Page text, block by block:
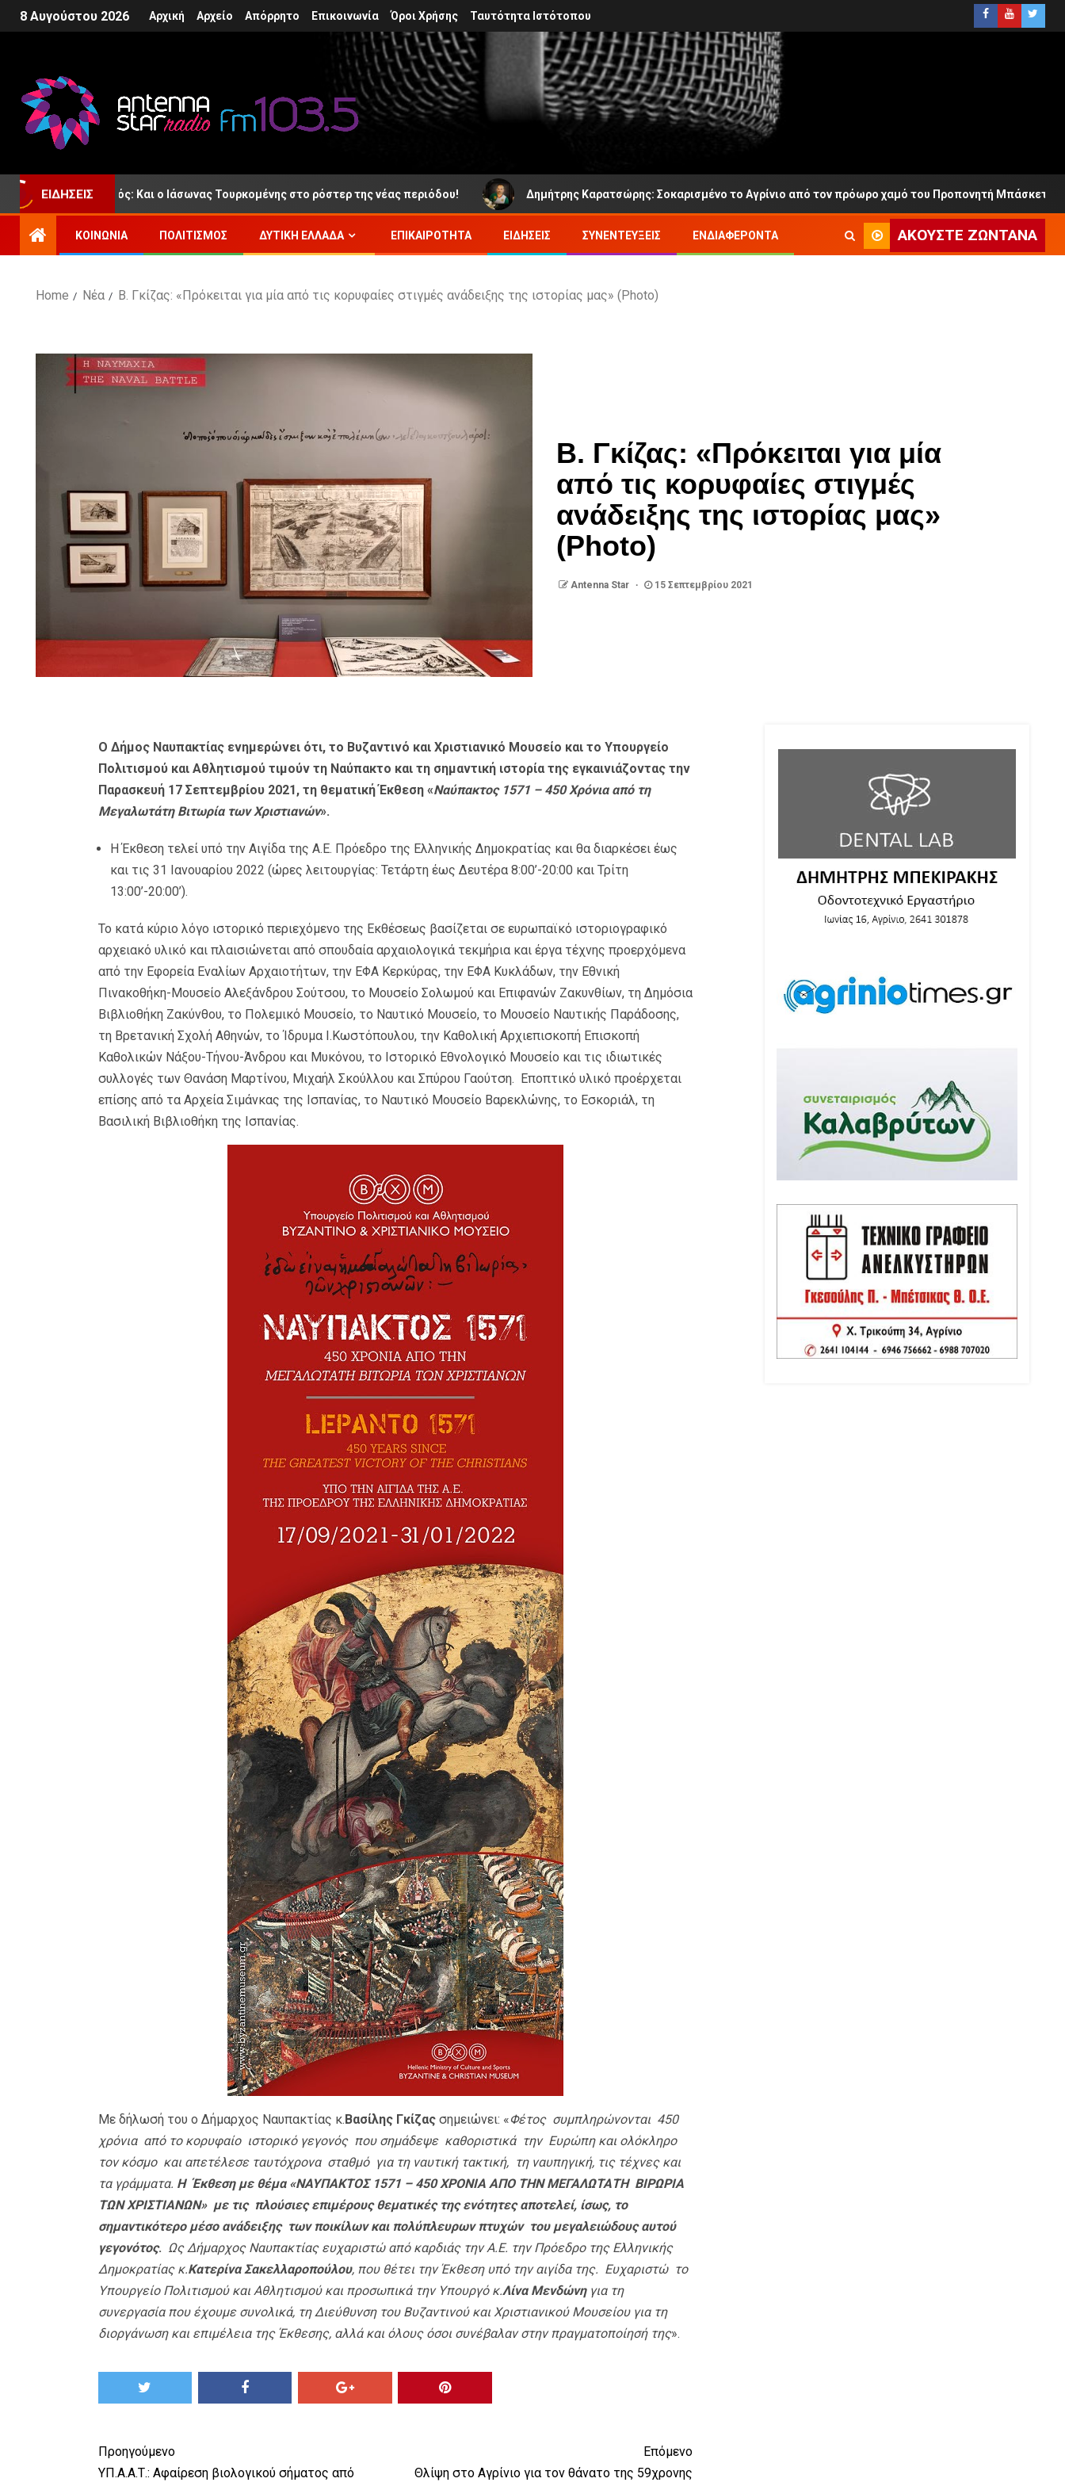
8 Αυγούστου 2026 Αρχική Αρχείο Απόρρητο Επικοινωνία Όροι Χρήσης Ταυτότητα Ιστότοπου
ΕΙΔΉΣΕΙΣΚαι ο Ιάσωνας Τουρκομένης στο ρόστερ της νέας περιόδου! Δημήτρης Καρατσώρης: Σοκαρισμένο το Αγρίνιο από τον πρόωρο χαμό του Προπονητή Μπάσκετ
ΚΟΙΝΩΝΊΑ ΠΟΛΙΤΙΣΜΌΣ ΔΥΤΙΚΉ ΕΛΛΆΔΑ ΕΠΙΚΑΙΡΌΤΗΤΑ ΕΙΔΉΣΕΙΣ ΣΥΝΕΝΤΕΎΞΕΙΣ ΕΝΔΙΑΦΈΡΟΝΤΑ ΑΚΟΎΣΤΕ ΖΩΝΤΑΝΆ
Home Νέα Β. Γκίζας: «Πρόκειται για μία από τις κορυφαίες στιγμές ανάδειξης της ιστορίας μας» (Photo)
Β. Γκίζας: «Πρόκειται για μία
από τις κορυφαίες στιγμές
ανάδειξης της ιστορίας μας»
(Photo)
Antenna Star 15 Σεπτεμβρίου 2021
Ο Δήμος Ναυπακτίας ενημερώνει ότι, το Βυζαντινό και Χριστιανικό Μουσείο και το Υπουργείο
Πολιτισμού και Αθλητισμού τιμούν τη Ναύπακτο και τη σημαντική ιστορία της εγκαινιάζοντας την
Παρασκευή 17 Σεπτεμβρίου 2021, τη θεματική Έκθεση «Ναύπακτος 1571 – 450 Χρόνια από τη
Μεγαλωτάτη Βιτωρία των Χριστιανών».
Η Έκθεση τελεί υπό την Αιγίδα της Α.Ε. Πρόεδρο της Ελληνικής Δημοκρατίας και θα διαρκέσει έως
και τις 31 Ιανουαρίου 2022 (ώρες λειτουργίας: Τετάρτη έως Δευτέρα 8:00’-20:00 και Τρίτη
13:00’-20:00’).
Το κατά κύριο λόγο ιστορικό περιεχόμενο της Εκθέσεως βασίζεται σε ευρωπαϊκό ιστοριογραφικό
αρχειακό υλικό και πλαισιώνεται από σπουδαία αρχαιολογικά τεκμήρια και έργα τέχνης προερχόμενα
από την Εφορεία Εναλίων Αρχαιοτήτων, την ΕΦΑ Κερκύρας, την ΕΦΑ Κυκλάδων, την Εθνική
Πινακοθήκη-Μουσείο Αλεξάνδρου Σούτσου, το Μουσείο Σολωμού και Επιφανών Ζακυνθίων, τη Δημόσια
Βιβλιοθήκη Ζακύνθου, το Πολεμικό Μουσείο, το Ναυτικό Μουσείο, το Μουσείο Ναυτικής Παράδοσης,
τη Βρετανική Σχολή Αθηνών, το Ίδρυμα Ι.Κωστόπουλου, την Καθολική Αρχιεπισκοπή Επισκοπή
Καθολικών Νάξου-Τήνου-Άνδρου και Μυκόνου, το Ιστορικό Εθνολογικό Μουσείο και τις ιδιωτικές
συλλογές των Θανάση Μαρτίνου, Μιχαήλ Σκούλλου και Σπύρου Γαούτση. Εποπτικό υλικό προέρχεται
επίσης από τα Αρχεία Σιμάνκας της Ισπανίας, το Ναυτικό Μουσείο Βαρεκλώνης, το Εσκοριάλ, τη
Βασιλική Βιβλιοθήκη της Ισπανίας.
Με δήλωσή του ο Δήμαρχος Ναυπακτίας κ. Βασίλης Γκίζαςσημειώνει: «Φέτος συμπληρώνονται 450
χρόνια από το κορυφαίο ιστορικό γεγονός που σημάδεψε καθοριστικά την Ευρώπη και ολόκληρο
τον κόσμο και απετέλεσε ταυτόχρονα σταθμό για τη ναυτική τακτική, τη ναυπηγική, τις τέχνες και
τα γράμματα. Η Έκθεση με θέμα «ΝΑΥΠΑΚΤΟΣ 1571 – 450 ΧΡΟΝΙΑ ΑΠΟ ΤΗΝ ΜΕΓΑΛΩΤΑΤΗ ΒΙΡΩΡΙΑ
ΤΩΝ ΧΡΙΣΤΙΑΝΩΝ» με τις πλούσιες επιμέρους θεματικές της ενότητες αποτελεί, ίσως, το
σημαντικότερο μέσο ανάδειξης των ποικίλων και πολύπλευρων πτυχών του μεγαλειώδους αυτού
γεγονότος. Ως Δήμαρχος Ναυπακτίας ευχαριστώ από καρδιάς την Α.Ε. την Πρόεδρο της Ελληνικής
Δημοκρατίας κ.Κατερίνα Σακελλαροπούλου, που θέτει την Έκθεση υπό την αιγίδα της. Ευχαριστώ το
Υπουργείο Πολιτισμού και Αθλητισμού και προσωπικά την Υπουργό κ.Λίνα Μενδώνη για τη
συνεργασία που έχουμε συνολικά, τη Διεύθυνση του Βυζαντινού και Χριστιανικού Μουσείου για τη
διοργάνωση και επιμέλεια της Έκθεσης, αλλά και όλους όσοι συνέβαλαν στην πραγματοποίησή της».
Προηγούμενο
ΥΠ.Α.Α.Τ.: Αφαίρεση βιολογικού σήματος από
Επόμενο
Θλίψη στο Αγρίνιο για τον θάνατο της 59χρονης